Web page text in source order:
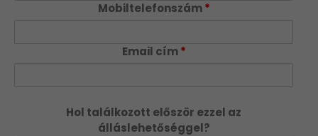
Mobiltelefonszám*
Email cím*
Hol találkozott először ezzel az
álláslehetőséggel?